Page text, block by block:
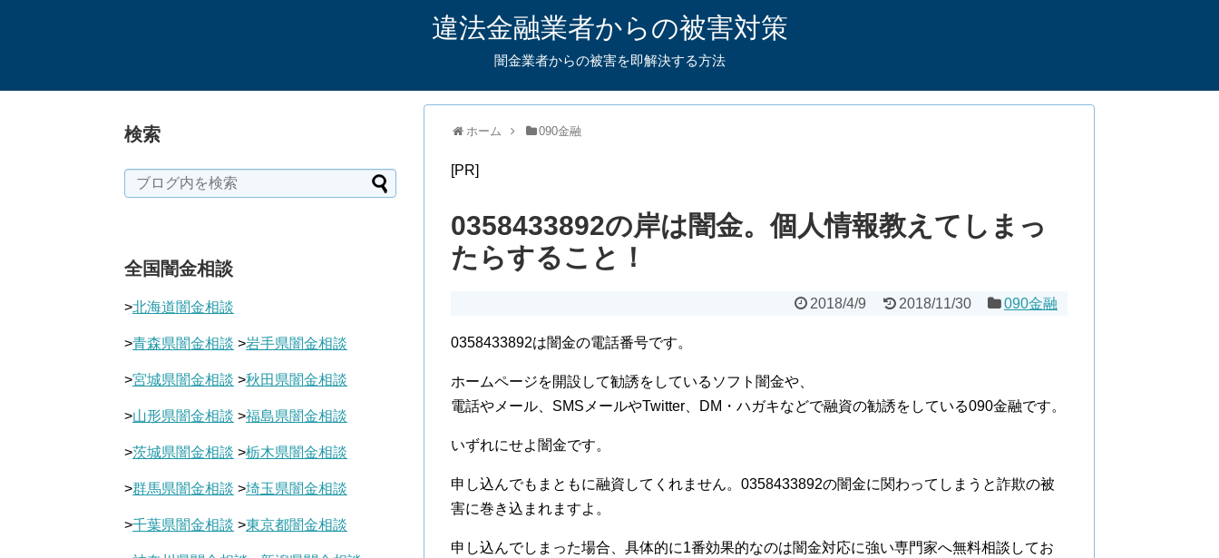
違法金融業者からの被害対策
闇金業者からの被害を即解決する方法
ホーム 090金融
[PR]
0358433892の岸は闇金。個人情報教えてしまっ
たらすること！
2018/4/9 2018/11/30 090金融
0358433892は闇金の電話番号です。
ホームページを開設して勧誘をしているソフト闇金や、
電話やメール、SMSメールやTwitter、DM・ハガキなどで融資の勧誘をしている090金融です。
いずれにせよ闇金です。
申し込んでもまともに融資してくれません。0358433892の闇金に関わってしまうと詐欺の被
害に巻き込まれますよ。
申し込んでしまった場合、具体的に1番効果的なのは闇金対応に強い専門家へ無料相談してお
検索
全国闇金相談
>北海道闇金相談
>青森県闇金相談 >岩手県闇金相談
>宮城県闇金相談 >秋田県闇金相談
>山形県闇金相談 >福島県闇金相談
>茨城県闇金相談 >栃木県闇金相談
>群馬県闇金相談 >埼玉県闇金相談
>千葉県闇金相談 >東京都闇金相談